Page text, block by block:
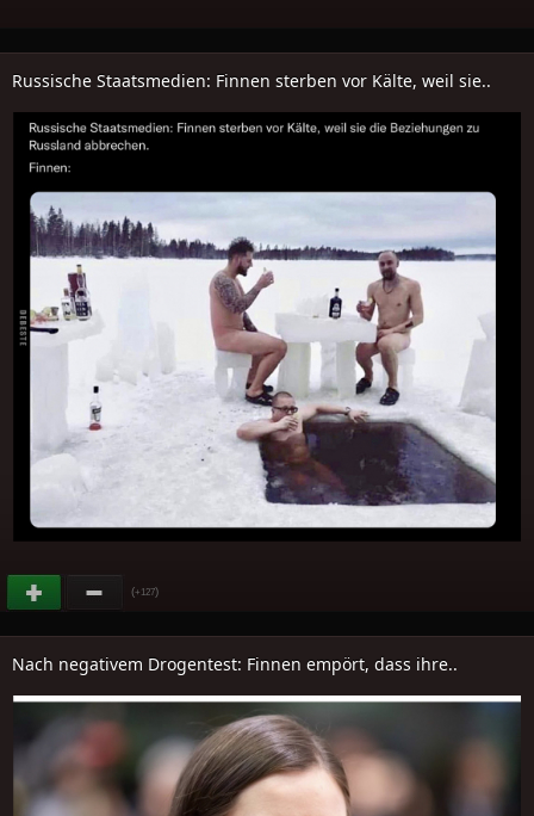
Russische Staatsmedien: Finnen sterben vor Kälte, weil sie..
(+127)
Nach negativem Drogentest: Finnen empört, dass ihre..